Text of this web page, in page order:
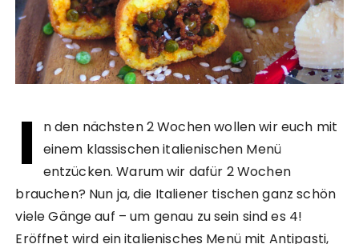
I
n den nächsten 2 Wochen wollen wir euch mit
einem klassischen italienischen Menü
entzücken. Warum wir dafür 2 Wochen
brauchen? Nun ja, die Italiener tischen ganz schön
viele Gänge auf – um genau zu sein sind es 4!
Eröffnet wird ein italienisches Menü mit Antipasti,